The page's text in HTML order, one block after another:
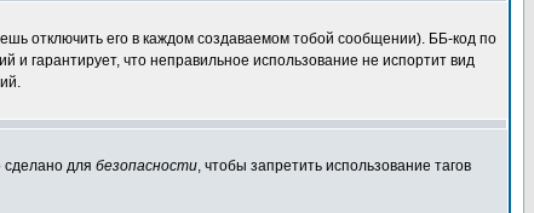
отключить его в каждом создаваемом тобой сообщении). ББ-код по
гарантирует, что неправильное использование не испортит вид
сделано для безопасности, чтобы запретить использование тагов